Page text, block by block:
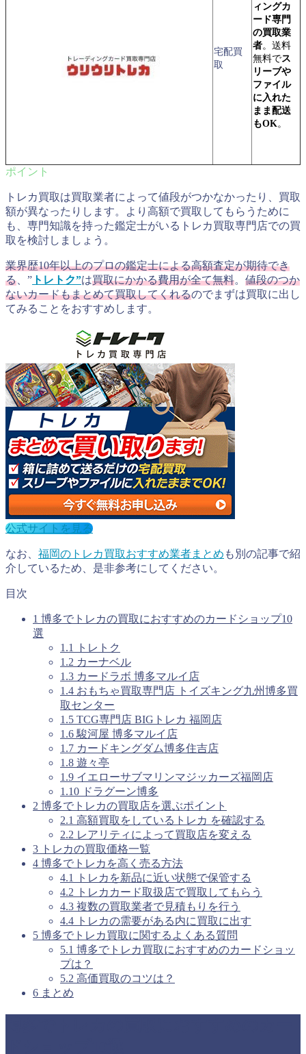
宅配買
取
ィングカ
ード専門
の買取業
者。送料
無料でス
リーブや
ファイル
に入れた
まま配送
もOK。
トレカ買取は買取業者によって値段がつかなかったり、買取
額が異なったりします。より高額で買取してもらうために
も、専門知識を持った鑑定士がいるトレカ買取専門店での買
取を検討しましょう。
業界歴10年以上のプロの鑑定士による高額査定が期待でき
る、” トレトク”は買取にかかる費用が全て無料。 値段のつか
ないカードもまとめて買取してくれるのでまずは買取に出し
てみることをおすすめします。
公式サイトを見る
なお、 福岡のトレカ買取おすすめ業者まとめ も別の記事で紹
介しているため、是非参考にしてください。
目次
1 博多でトレカの買取におすすめのカードショップ10
選
1.1 トレトク
1.2 カーナベル
1.3 カードラボ 博多マルイ店
1.4 おもちゃ買取専門店 トイズキング九州博多買
取センター
1.5 TCG専門店 BIGトレカ 福岡店
1.6駿河屋 博多マルイ店
1.7 カードキングダム博多住吉店
1.8 遊々亭
1.9 イエローサブマリンマジッカーズ福岡店
1.10 ドラグーン博多
2 博多でトレカの買取店を選ぶポイント
2.1 高額買取をしているトレカ を確認する
2.2 レアリティによって買取店を変える
3 トレカの買取価格一覧
4 博多でトレカを高く売る方法
4.1 トレカを新品に近い状態で保管する
4.2 トレカカード取扱店で買取してもらう
4.3 複数の買取業者で見積もりを行う
4.4 トレカの需要がある内に買取に出す
5 博多でトレカ買取に関するよくある質問
5.1 博多でトレカ買取におすすめのカードショッ
プは？
5.2 高価買取のコツは？
6 まとめ